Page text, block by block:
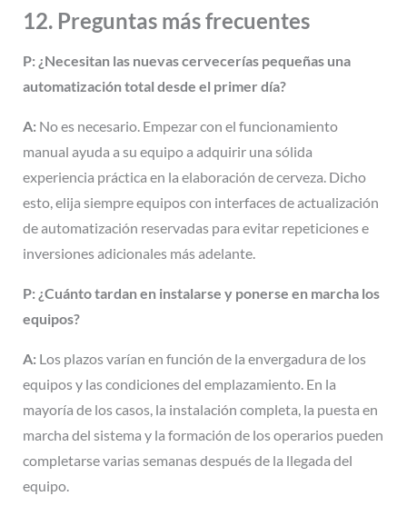
12. Preguntas más frecuentes
P: ¿Necesitan las nuevas cervecerías pequeñas una
automatización total desde el primer día?
A: No es necesario. Empezar con el funcionamiento
manual ayuda a su equipo a adquirir una sólida
experiencia práctica en la elaboración de cerveza. Dicho
esto, elija siempre equipos con interfaces de actualización
de automatización reservadas para evitar repeticiones e
inversiones adicionales más adelante.
P: ¿Cuánto tardan en instalarse y ponerse en marcha los
equipos?
A: Los plazos varían en función de la envergadura de los
equipos y las condiciones del emplazamiento. En la
mayoría de los casos, la instalación completa, la puesta en
marcha del sistema y la formación de los operarios pueden
completarse varias semanas después de la llegada del
equipo.